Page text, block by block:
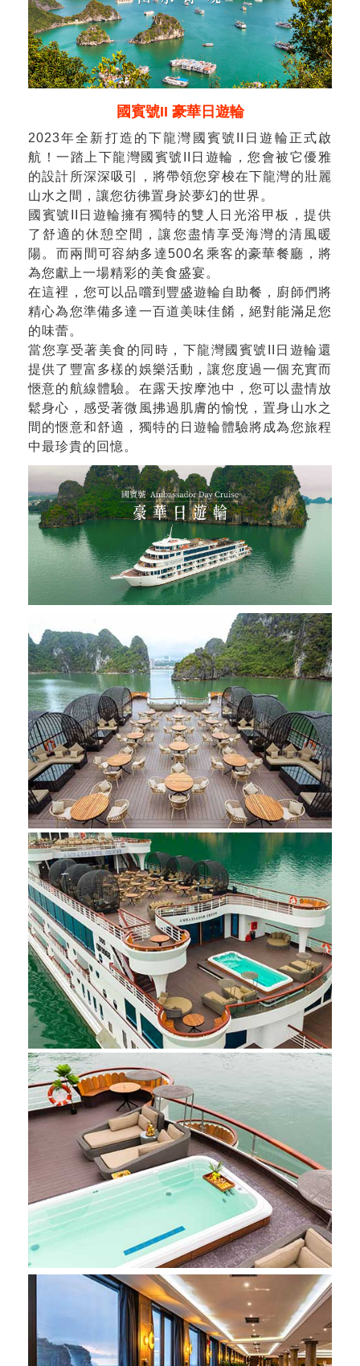
國賓號II 豪華日遊輪
2023年全新打造的下龍灣國賓號II日遊輪正式啟
航！一踏上下龍灣國賓號II日遊輪，您會被它優雅
的設計所深深吸引，將帶領您穿梭在下龍灣的壯麗
山水之間，讓您彷彿置身於夢幻的世界。
國賓號II日遊輪擁有獨特的雙人日光浴甲板，提供
了舒適的休憩空間，讓您盡情享受海灣的清風暖
陽。而兩間可容納多達500名乘客的豪華餐廳，將
為您獻上一場精彩的美食盛宴。
在這裡，您可以品嚐到豐盛遊輪自助餐，廚師們將
精心為您準備多達一百道美味佳餚，絕對能滿足您
的味蕾。
當您享受著美食的同時，下龍灣國賓號II日遊輪還
提供了豐富多樣的娛樂活動，讓您度過一個充實而
愜意的航線體驗。在露天按摩池中，您可以盡情放
鬆身心，感受著微風拂過肌膚的愉悅，置身山水之
間的愜意和舒適，獨特的日遊輪體驗將成為您旅程
中最珍貴的回憶。